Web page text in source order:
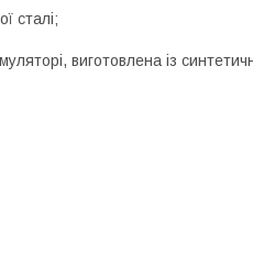
сталі;
виготовлена із